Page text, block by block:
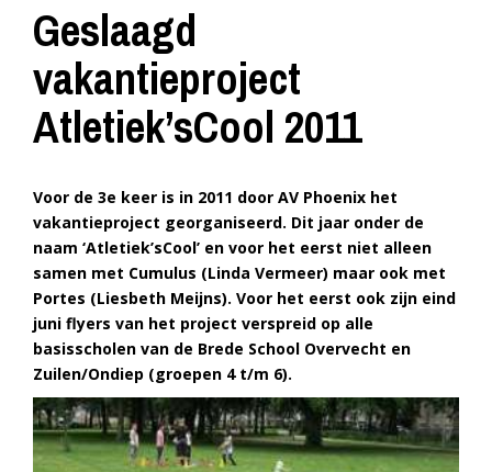
Geslaagd
vakantieproject
Atletiek’sCool 2011
Voor de 3e keer is in 2011 door AV Phoenix het
vakantieproject georganiseerd. Dit jaar onder de
naam ‘Atletiek’sCool’ en voor het eerst niet alleen
samen met Cumulus (Linda Vermeer) maar ook met
Portes (Liesbeth Meijns). Voor het eerst ook zijn eind
juni flyers van het project verspreid op alle
basisscholen van de Brede School Overvecht en
Zuilen/Ondiep (groepen 4 t/m 6).